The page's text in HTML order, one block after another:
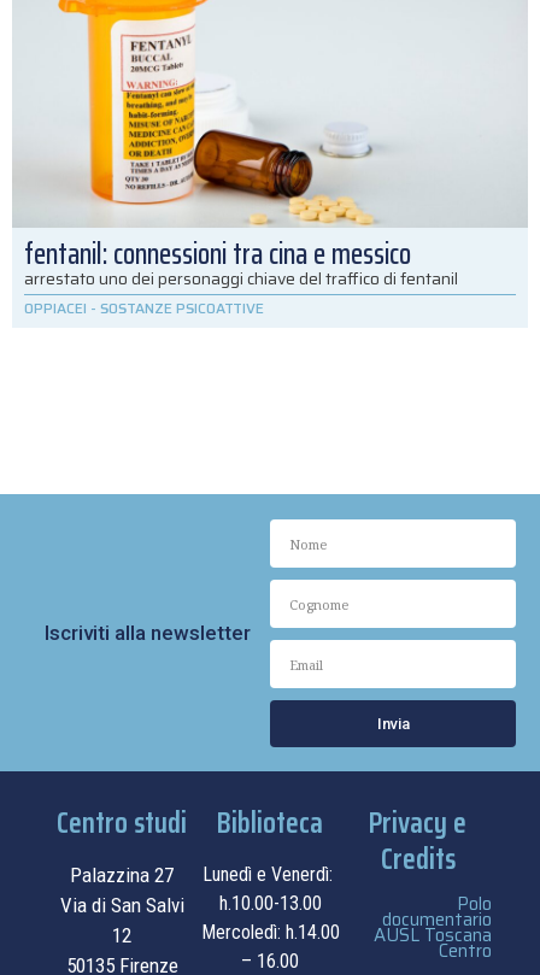
fentanil: connessioni tra cina e messico
arrestato uno dei personaggi chiave del traffico di fentanil
OPPIACEI - SOSTANZE PSICOATTIVE
Iscriviti alla newsletter
Invia
Centro studi
Palazzina 27
Via di San Salvi
12
50135 Firenze
Biblioteca
Lunedì e Venerdì:
h.10.00-13.00
Mercoledì: h.14.00
– 16.00
Privacy e
Credits
Polo
documentario
AUSL Toscana
Centro